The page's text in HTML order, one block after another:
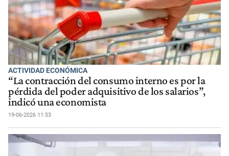
ACTIVIDAD ECONÓMICA
“La contracción del consumo interno es por la
pérdida del poder adquisitivo de los salarios”,
indicó una economista
19-06-2026 11:53